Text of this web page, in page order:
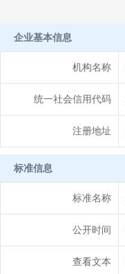
企业基本信息
机构名称
统一社会信用代码
注册地址
标准信息
标准名称
公开时间
查看文本